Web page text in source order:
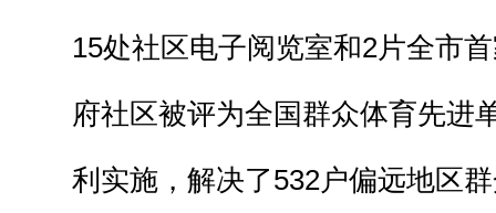
15处社区电子阅览室和2片全市
府社区被评为全国群众体育先进
利实施，解决了532户偏远地区